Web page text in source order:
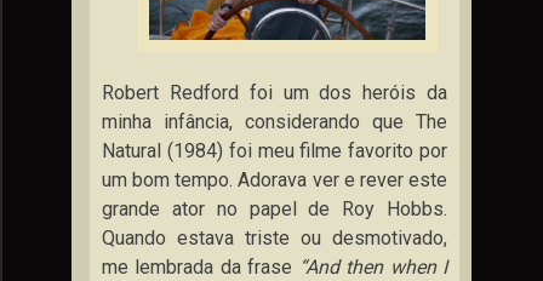
Robert Redford foi um dos heróis da
minha infância, considerando que The
Natural (1984) foi meu filme favorito por
um bom tempo. Adorava ver e rever este
grande ator no papel de Roy Hobbs.
Quando estava triste ou desmotivado,
me lembrada da frase “And then when I